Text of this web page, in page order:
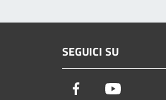
SEGUICI SU
Facebook